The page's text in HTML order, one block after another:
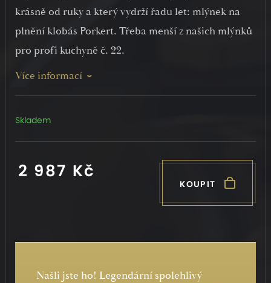
krásně od ruky a který vydrží řadu let: mlýnek na
plnění klobás Porkert. Třeba menší z našich mlýnků
pro profi kuchyně č. 22.
Více informací
Skladem
2 987 Kč
KOUPIT
Našli jste ho! Legendární spolehlivý